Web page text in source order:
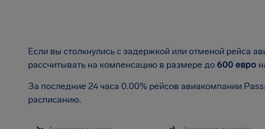
Если вы столкнулись с задержкой или отменой рейса
рассчитывать на компенсацию в размере до600 евро
За последние 24 часа 0.00% рейсов авиакомпании
расписанию.